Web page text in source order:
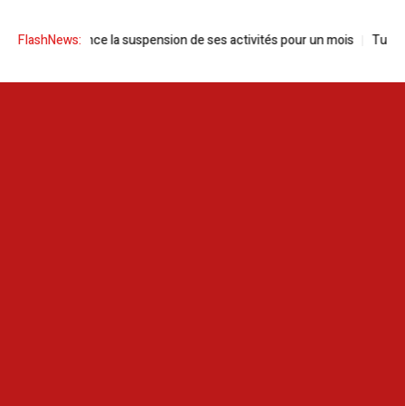
FlashNews:
annonce la suspension de ses activités pour un mois Tunisie |